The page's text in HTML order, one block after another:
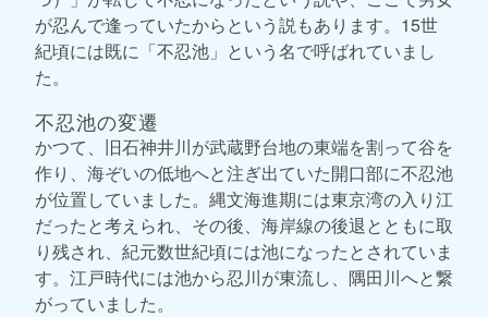
が忍んで逢っていたからという説もあります。15世
紀頃には既に「不忍池」という名で呼ばれていまし
た。
不忍池の変遷
かつて、旧石神井川が武蔵野台地の東端を割って谷を
作り、海ぞいの低地へと注ぎ出ていた開口部に不忍池
が位置していました。縄文海進期には東京湾の入り江
だったと考えられ、その後、海岸線の後退とともに取
り残され、紀元数世紀頃には池になったとされていま
す。江戸時代には池から忍川が東流し、隅田川へと繋
がっていました。